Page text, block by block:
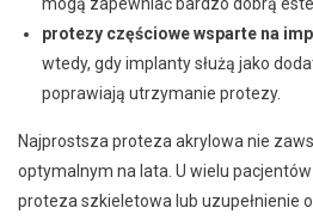
protezy częściowe wsparte na
wtedy, gdy implanty służą jako
poprawiają utrzymanie protezy.
Najprostsza proteza akrylowa nie
optymalnym na lata. U wielu
proteza szkieletowa lub uzupełnienie